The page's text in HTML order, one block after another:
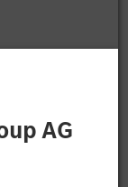
Bewerben